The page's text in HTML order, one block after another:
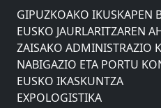
GIPUZKOAKO IKUSKAPEN
EUSKO JAURLARITZAREN
ZAISAKO ADMINISTRAZIO
NABIGAZIO ETA PORTU
EUSKO IKASKUNTZA
EXPOLOGISTIKA